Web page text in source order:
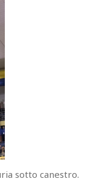
sotto canestro.